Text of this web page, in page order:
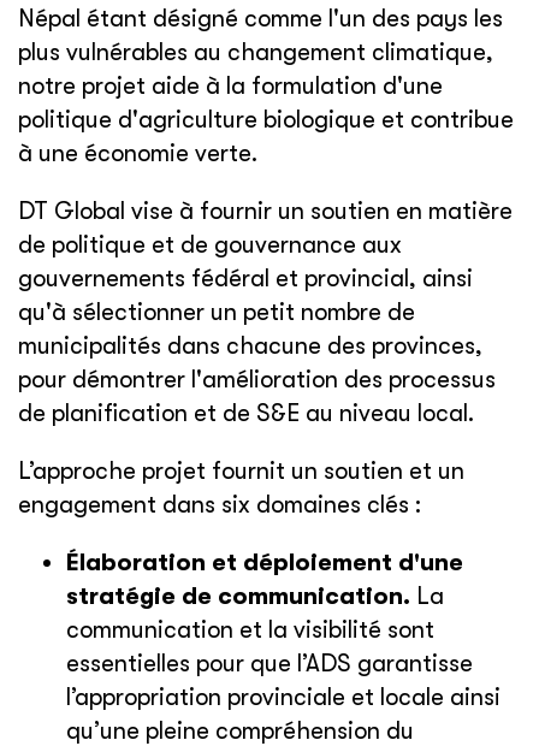
Népal étant désigné comme l'un des pays les
plus vulnérables au changement climatique,
notre projet aide à la formulation d'une
politique d'agriculture biologique et contribue
à une économie verte.
DT Global vise à fournir un soutien en matière
de politique et de gouvernance aux
gouvernements fédéral et provincial, ainsi
qu'à sélectionner un petit nombre de
municipalités dans chacune des provinces,
pour démontrer l'amélioration des processus
de planification et de S&E au niveau local.
L’approche projet fournit un soutien et un
engagement dans six domaines clés :
Élaboration et déploiement d'une
stratégie de communication. La
communication et la visibilité sont
essentielles pour que l’ADS garantisse
l’appropriation provinciale et locale ainsi
qu’une pleine compréhension du